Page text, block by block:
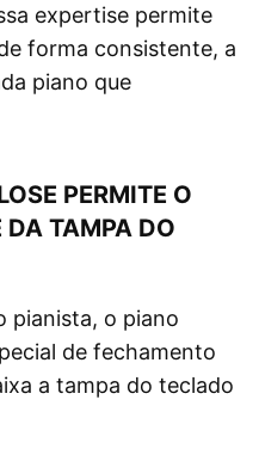
expertise permite
forma consistente, a
piano que
PERMITE O
DA TAMPA DO
pianista, o piano
de fechamento
a tampa do teclado